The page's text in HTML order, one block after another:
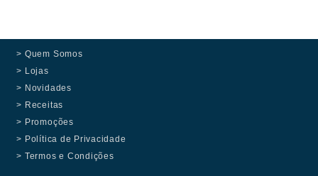
> Quem Somos
> Lojas
> Novidades
> Receitas
> Promoções
> Política de Privacidade
> Termos e Condições